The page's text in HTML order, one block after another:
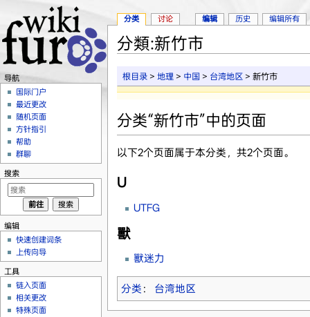
分類:新竹市
根目录 >地理 > 中国 > 台湾地区 > 新竹市
分类“新竹市”中的页面
以下2个页面属于本分类，共2个页面。
U
UTFG
獸
獸迷力
分类 ： 台湾地区
分类 讨论 编辑 历史 编辑所有
导航
国际门户
最近更改
随机页面
方针指引
帮助
群聊
搜索
编辑
快速创建词条
上传向导
工具
链入页面
相关更改
特殊页面